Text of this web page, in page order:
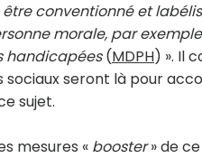
être conventionné et
morale, par
handicapées(MDPH) ». Il
sociaux seront là pour
sujet.
mesures « booster» de